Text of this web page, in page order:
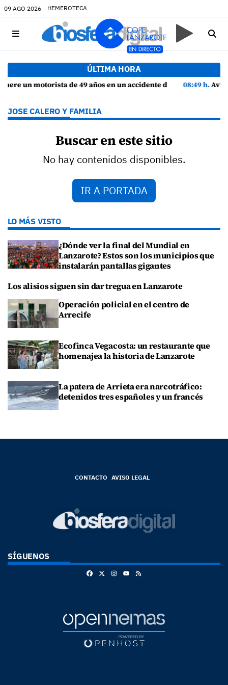
09 AGO 2026 HEMEROTECA
ÚLTIMA HORA
años en un accidente de tráfico en Haría
08:49 h.Avistados pollos jóvenes de corredor
JOSE CALERO Y FAMILIA
Buscar en este sitio
No hay contenidos disponibles.
IR A PORTADA
LO MÁS VISTO
¿Dónde ver la final del Mundial en
Lanzarote? Estos son los municipios que
instalarán pantallas gigantes
Los alisios siguen sin dar tregua en Lanzarote
Operación policial en el centro de
Arrecife
Ecofinca Vegacosta: un restaurante que
homenajea la historia de Lanzarote
La patera de Arrieta era narcotráfico:
detenidos tres españoles y un francés
CONTACTO AVISO LEGAL
SÍGUENOS
FacebookInstagram